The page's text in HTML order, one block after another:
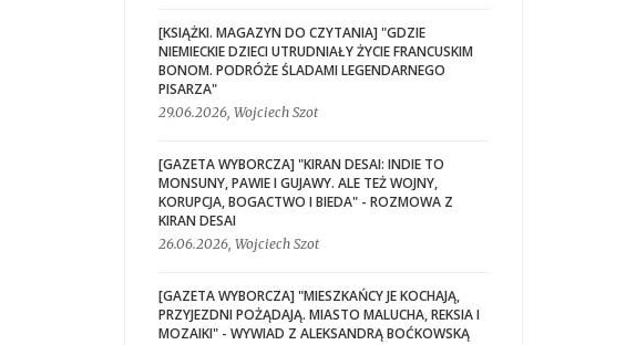
[KSIĄŻKI. MAGAZYN DO CZYTANIA] "GDZIE
NIEMIECKIE DZIECI UTRUDNIAŁY ŻYCIE FRANCUSKIM
BONOM. PODRÓŻE ŚLADAMI LEGENDARNEGO
PISARZA"
29.06.2026, Wojciech Szot
[GAZETA WYBORCZA] "KIRAN DESAI: INDIE TO
MONSUNY, PAWIE I GUJAWY. ALE TEŻ WOJNY,
KORUPCJA, BOGACTWO I BIEDA" - ROZMOWA Z
KIRAN DESAI
26.06.2026, Wojciech Szot
[GAZETA WYBORCZA] "MIESZKAŃCY JE KOCHAJĄ,
PRZYJEZDNI POŻĄDAJĄ. MIASTO MALUCHA, REKSIA I
MOZAIKI" - WYWIAD Z ALEKSANDRĄ BOĆKOWSKĄ